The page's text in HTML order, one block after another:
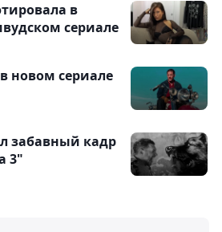
в
сериале
новом сериале
забавный кадр
3"